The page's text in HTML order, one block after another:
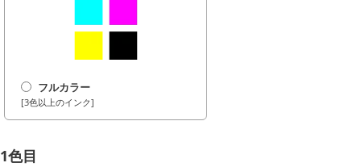
フルカラー
[3色以上のインク]
1色目